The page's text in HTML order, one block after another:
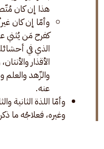
هذا إن كان
وأمّا إن كان
كفرح مَن يُثني
الذي في
الأقذار
والزّهد
عنه.
وأمّا اللذة الثانية
وغيره، فعلاجُه ما